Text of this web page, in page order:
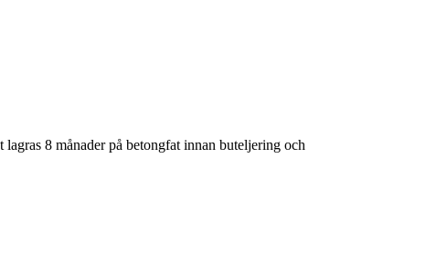
8 månader på betongfat innan buteljering och